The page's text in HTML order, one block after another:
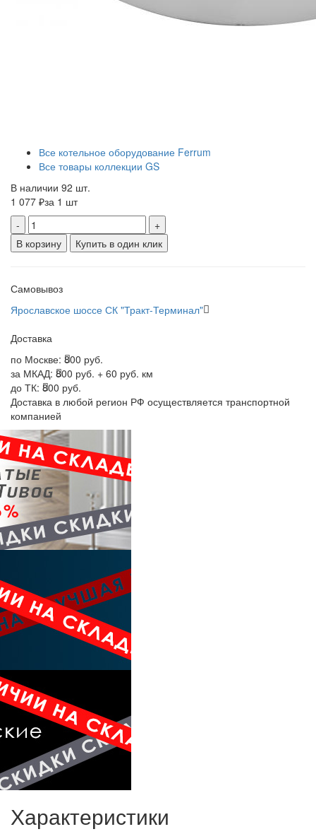
Все котельное оборудование Ferrum
Все товары коллекции GS
В наличии 92 шт.
1 077 ₽за 1 шт
-
+
В корзину
Купить в один клик
Самовывоз
Ярославское шоссе СК "Тракт-Терминал"
Доставка
по Москве: 800 руб.
за МКАД: 800 руб. + 60 руб. км
до ТК: 800 руб.
Доставка в любой регион РФ осуществляется транспортной
компанией
Характеристики